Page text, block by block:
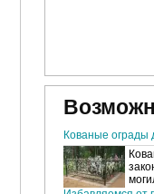
Кованые ограды